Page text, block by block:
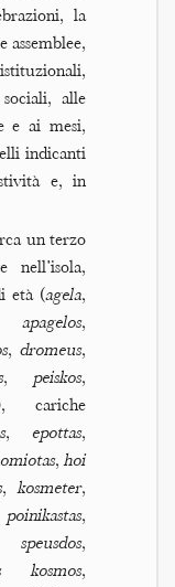
la
alle
e ai mesi,
indicanti
e, in
un terzo
nell’isola,
età (agela,
apagelos,
, dromeus,
, peiskos,
cariche
,epottas,
,hoi
,kosmeter,
poinikastas,
speusdos,
kosmos,